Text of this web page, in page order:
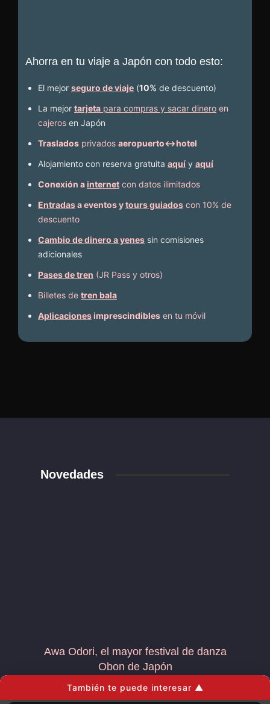
Ahorra en tu viaje a Japón con todo esto:
El mejor seguro de viaje (10% de descuento)
La mejor tarjeta para compras y sacar dinero en
cajeros en Japón
Traslados privados aeropuerto↔hotel
Alojamiento con reserva gratuita aquí y aquí
Conexión ainternet con datos ilimitados
Entradasa eventos ytours guiados con 10% de
descuento
Cambio de dinero a yenes sin comisiones
adicionales
Pases de tren (JR Pass y otros)
Billetes de tren bala
Aplicacionesimprescindibles en tu móvil
Novedades
Awa Odori, el mayor festival de danza
Obon de Japón
También te puede interesar ▲